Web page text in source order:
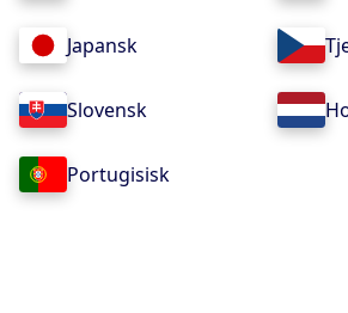
Japansk
Slovensk
Portugisisk